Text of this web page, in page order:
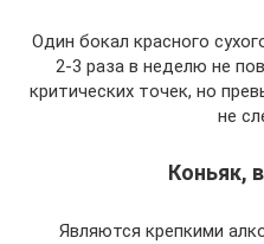
Один бокал красного
2-3 раза в неделю не
критических точек, но
не
Коньяк,
Являются крепкими